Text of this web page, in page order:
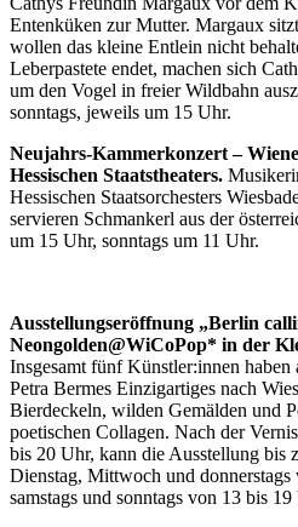
Entenküken zur Mutter. Margaux
wollen das kleine Entlein nicht
Leberpastete endet, machen sich
um den Vogel in freier Wildbahn
sonntags, jeweils um 15 Uhr.
Neujahrs-Kammerkonzert –
Hessischen Staatstheaters.
Hessischen Staatsorchesters
servieren Schmankerl aus der
um 15 Uhr, sonntags um 11 Uhr.
Ausstellungseröffnung „Berlin
Neongolden@WiCoPop* in der
Insgesamt fünf Künstler:innen
Petra Bermes Einzigartiges nach
Bierdeckeln, wilden Gemälden und
poetischen Collagen. Nach der
bis 20 Uhr, kann die Ausstellung bis
Dienstag, Mittwoch und
samstags und sonntags von 13 bis